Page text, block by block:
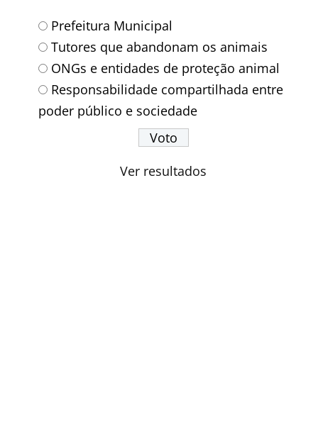
Prefeitura Municipal
Tutores que abandonam os animais
ONGs e entidades de proteção animal
Responsabilidade compartilhada entre
poder público e sociedade
Ver resultados